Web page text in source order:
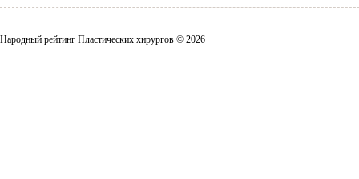
Народный рейтинг Пластических хирургов © 2026